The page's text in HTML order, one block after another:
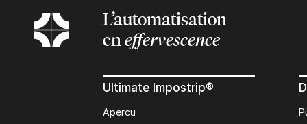
L’automatisation
eneffervescence
Ultimate Impostrip®
Apercu